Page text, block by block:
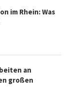
im Rhein: Was
an
großen